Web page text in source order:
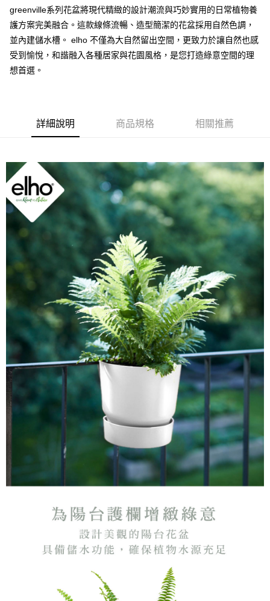
恩沛科技股份有限公司將有權停止該用戶之使用額度並採取法律行動。
greenville系列花盆將現代精緻的設計潮流與巧妙實用的日常植物養
護方案完美融合。這款線條流暢、造型簡潔的花盆採用自然色調，
並內建儲水槽。 elho 不僅為大自然留出空間，更致力於讓自然也感
受到愉悅，和諧融入各種居家與花園風格，是您打造綠意空間的理
想首選。
詳細說明 商品規格 相關推薦